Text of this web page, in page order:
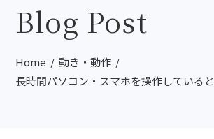
Blog Post
Home
動き・動作
長時間パソコン・スマホを操作していると